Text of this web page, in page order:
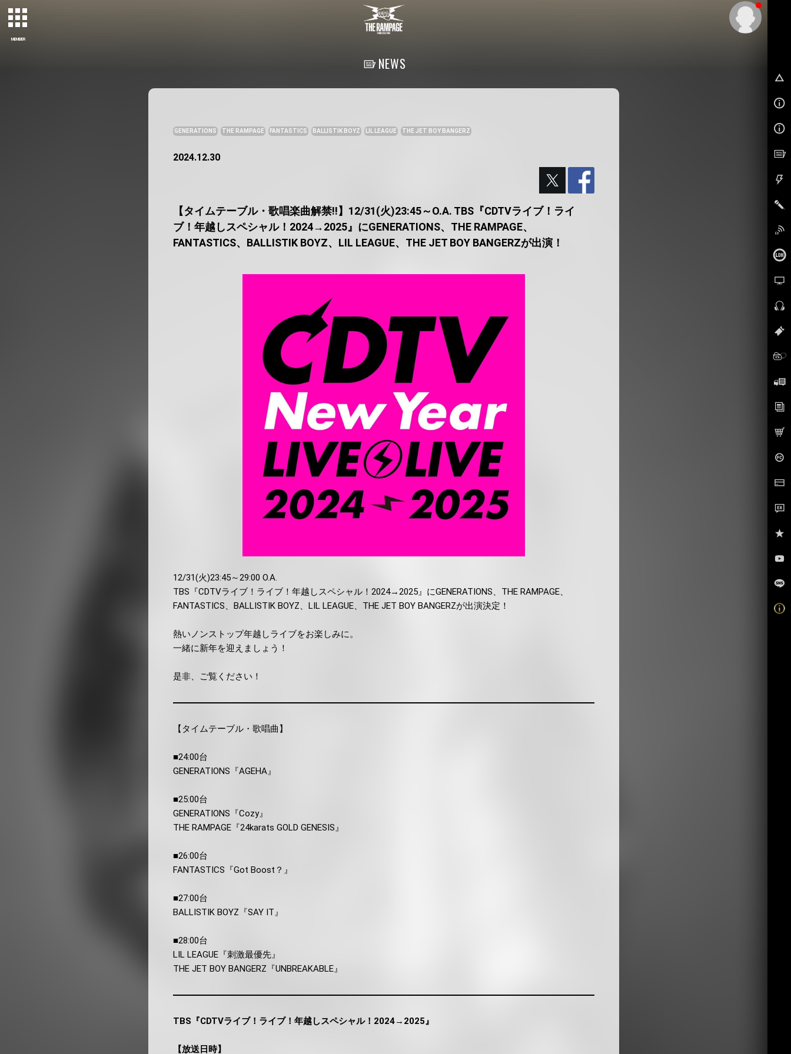
MEMBER
NEWS
GENERATIONS THE RAMPAGE FANTASTICS BALLISTIK BOYZ LIL LEAGUE THE JET BOY BANGERZ
2024.12.30
【タイムテーブル・歌唱楽曲解禁!!】12/31(火)23:45～O.A. TBS『CDTVライブ！ライ
ブ！年越しスペシャル！2024→2025』にGENERATIONS、THE RAMPAGE、
FANTASTICS、BALLISTIK BOYZ、LIL LEAGUE、THE JET BOY BANGERZが出演！
12/31(火)23:45～29:00 O.A.
TBS『CDTVライブ！ライブ！年越しスペシャル！2024→2025』にGENERATIONS、THE RAMPAGE、
FANTASTICS、BALLISTIK BOYZ、LIL LEAGUE、THE JET BOY BANGERZが出演決定！
熱いノンストップ年越しライブをお楽しみに。
一緒に新年を迎えましょう！
是非、ご覧ください！
【タイムテーブル・歌唱曲】
■24:00台
GENERATIONS『AGEHA』
■25:00台
GENERATIONS『Cozy』
THE RAMPAGE『24karats GOLD GENESIS』
■26:00台
FANTASTICS『Got Boost？』
■27:00台
BALLISTIK BOYZ『SAY IT』
■28:00台
LIL LEAGUE『刺激最優先』
THE JET BOY BANGERZ『UNBREAKABLE』
TBS『CDTVライブ！ライブ！年越しスペシャル！2024→2025』
【放送日時】